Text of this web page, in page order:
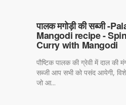
पालक मगोड़ी की सब्जी -
Mangodi recipe -
Curry with Mangodi
पौष्टिक पालक की ग्रेवी में दाल की
सब्जी आप सभी को पसंद आयेगी,
जो आ...